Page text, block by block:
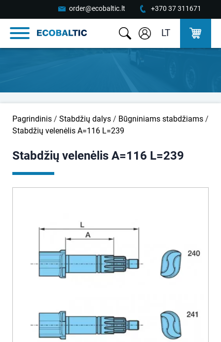
order@ecobaltic.lt +370 37 311671
LT
Pagrindinis / Stabdžių dalys / Būgniniams stabdžiams /
Stabdžių velenėlis A=116 L=239
Stabdžių velenėlis A=116 L=239